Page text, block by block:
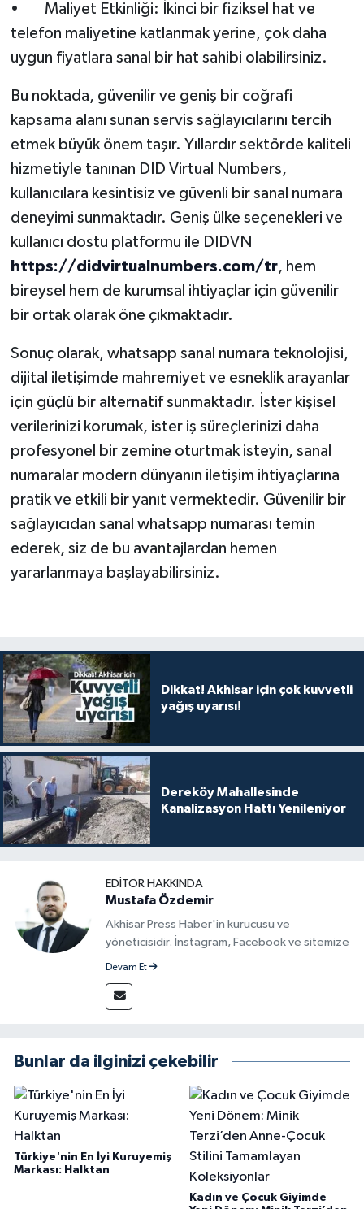
• Maliyet Etkinliği: İkinci bir fiziksel hat ve
telefon maliyetine katlanmak yerine, çok daha
uygun fiyatlara sanal bir hat sahibi olabilirsiniz.
Bu noktada, güvenilir ve geniş bir coğrafi
kapsama alanı sunan servis sağlayıcılarını tercih
etmek büyük önem taşır. Yıllardır sektörde kaliteli
hizmetiyle tanınan DID Virtual Numbers,
kullanıcılara kesintisiz ve güvenli bir sanal numara
deneyimi sunmaktadır. Geniş ülke seçenekleri ve
kullanıcı dostu platformu ile DIDVN
https://didvirtualnumbers.com/tr, hem
bireysel hem de kurumsal ihtiyaçlar için güvenilir
bir ortak olarak öne çıkmaktadır.
Sonuç olarak, whatsapp sanal numara teknolojisi,
dijital iletişimde mahremiyet ve esneklik arayanlar
için güçlü bir alternatif sunmaktadır. İster kişisel
verilerinizi korumak, ister iş süreçlerinizi daha
profesyonel bir zemine oturtmak isteyin, sanal
numaralar modern dünyanın iletişim ihtiyaçlarına
pratik ve etkili bir yanıt vermektedir. Güvenilir bir
sağlayıcıdan sanal whatsapp numarası temin
ederek, siz de bu avantajlardan hemen
yararlanmaya başlayabilirsiniz.
Dikkat! Akhisar için çok kuvvetli
yağış uyarısı!
Dereköy Mahallesinde
Kanalizasyon Hattı Yenileniyor
EDITÖR HAKKINDA
Mustafa Özdemir
Akhisar Press Haber'in kurucusu ve
yöneticisidir. İnstagram, Facebook ve sitemize
reklam vermek için bize ulaşabilirsiniz - 0555
Devam Et
Bunlar da ilginizi çekebilir
Türkiye'nin En İyi Kuruyemiş
Markası: Halktan
Kadın ve Çocuk Giyimde